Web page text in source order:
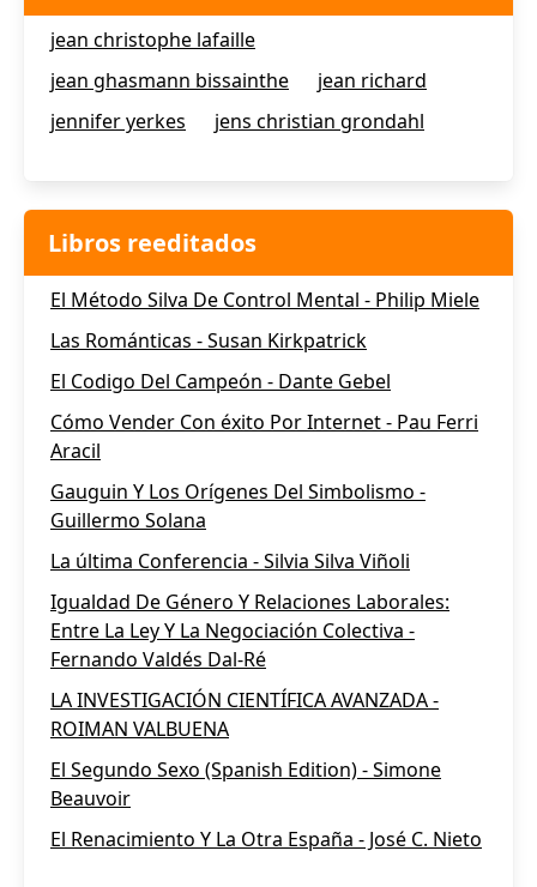
jean christophe lafaille
jean ghasmann bissainthe
jean richard
jennifer yerkes
jens christian grondahl
Libros reeditados
El Método Silva De Control Mental - Philip Miele
Las Románticas - Susan Kirkpatrick
El Codigo Del Campeón - Dante Gebel
Cómo Vender Con éxito Por Internet - Pau Ferri
Aracil
Gauguin Y Los Orígenes Del Simbolismo -
Guillermo Solana
La última Conferencia - Silvia Silva Viñoli
Igualdad De Género Y Relaciones Laborales:
Entre La Ley Y La Negociación Colectiva -
Fernando Valdés Dal-Ré
LA INVESTIGACIÓN CIENTÍFICA AVANZADA -
ROIMAN VALBUENA
El Segundo Sexo (Spanish Edition) - Simone
Beauvoir
El Renacimiento Y La Otra España - José C. Nieto